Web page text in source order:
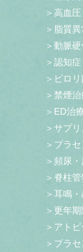
＞高血圧
＞脂質
＞動脈
＞認知症
＞ピロ
＞禁煙治
＞ED治
＞サプリ
＞プラ
＞頻尿
＞脊柱
＞耳鳴
＞更年
＞アト
＞プラ